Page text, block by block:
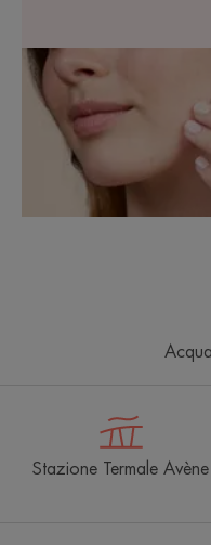
Stazione Termale Avène